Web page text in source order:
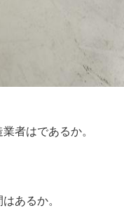
者はであるか。
あるか。